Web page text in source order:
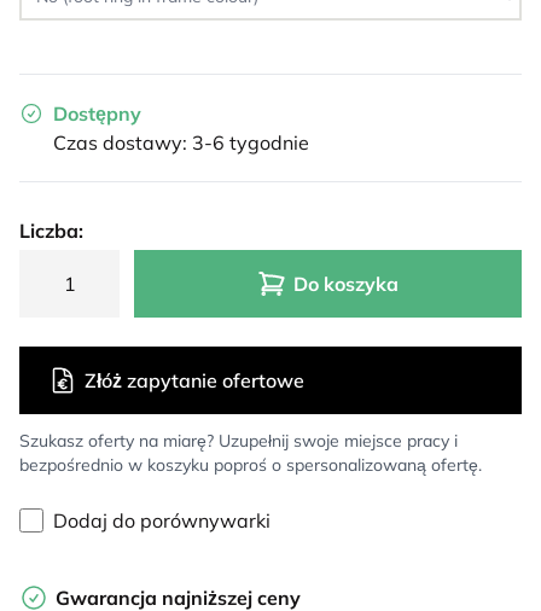
Dostępny
Czas dostawy: 3-6 tygodnie
Liczba:
Do koszyka
Szukasz oferty na miarę? Uzupełnij swoje miejsce pracy i
bezpośrednio w koszyku poproś o spersonalizowaną ofertę.
Złóż zapytanie ofertowe
Dodaj do porównywarki
Gwarancja najniższej ceny